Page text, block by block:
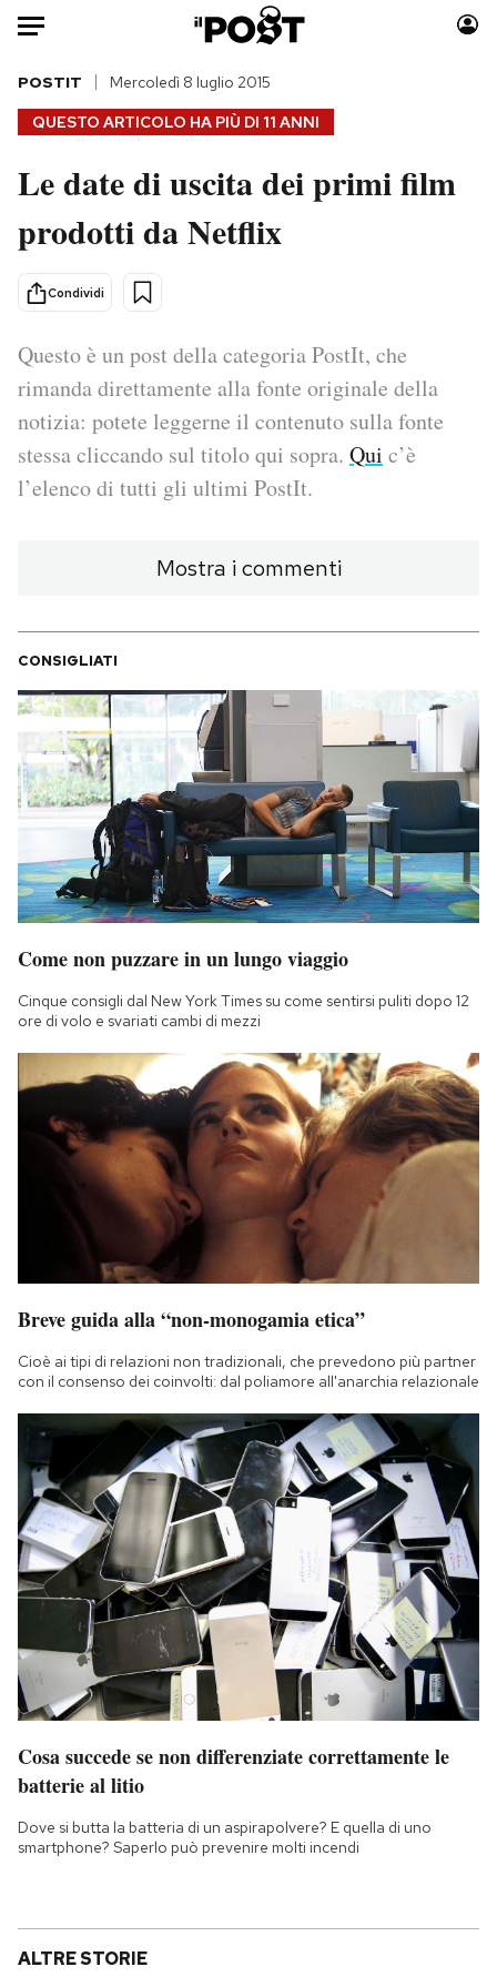
Auto
HOME
Italia
Politica
Tecnologia
Internet
Scienza
Cultura
Moda
Consumismi
Media
Europa
I MIEI PREFERITI
SHOP
CALENDARIO
AREA PERSONALE
Area Personale
Notifiche mobile
Hai bisogno di aiuto?
QUESTO ARTICOLO HA PIÙ DI 11 ANNI
POSTIT Mercoledì 8 luglio 2015
Le date di uscita dei primi film
prodotti da Netflix
Condividi
Questo è un post della categoria PostIt, che
rimanda direttamente alla fonte originale della
notizia: potete leggerne il contenuto sulla fonte
stessa cliccando sul titolo qui sopra. Qui c’è
l’elenco di tutti gli ultimi PostIt.
Mostra i commenti
CONSIGLIATI
Come non puzzare in un lungo viaggio
Cinque consigli dal New York Times su come sentirsi puliti dopo 12
ore di volo e svariati cambi di mezzi
Breve guida alla “non-monogamia etica”
Cioè ai tipi di relazioni non tradizionali, che prevedono più partner
con il consenso dei coinvolti: dal poliamore all'anarchia relazionale
Cosa succede se non differenziate correttamente le
batterie al litio
Dove si butta la batteria di un aspirapolvere? E quella di uno
smartphone? Saperlo può prevenire molti incendi
ALTRE STORIE